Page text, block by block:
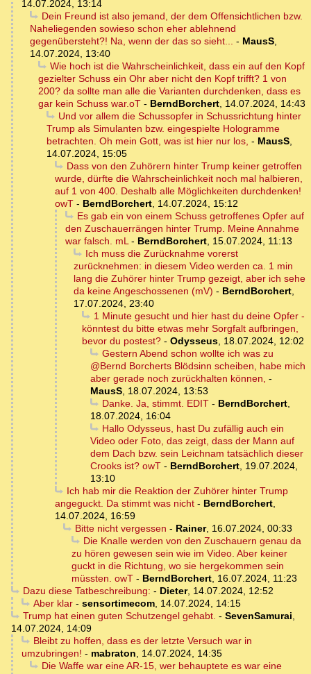
14.07.2024, 13:14
Dein Freund ist also jemand, der dem Offensichtlichen bzw.
Naheliegenden sowieso schon eher ablehnend
gegenübersteht?! Na, wenn der das so sieht... - MausS,
14.07.2024, 13:40
Wie hoch ist die Wahrscheinlichkeit, dass ein auf den Kopf
gezielter Schuss ein Ohr aber nicht den Kopf trifft? 1 von
200? da sollte man alle die Varianten durchdenken, dass es
gar kein Schuss war.oT - BerndBorchert, 14.07.2024, 14:43
Und vor allem die Schussopfer in Schussrichtung hinter
Trump als Simulanten bzw. eingespielte Hologramme
betrachten. Oh mein Gott, was ist hier nur los, - MausS,
14.07.2024, 15:05
Dass von den Zuhörern hinter Trump keiner getroffen
wurde, dürfte die Wahrscheinlichkeit noch mal halbieren,
auf 1 von 400. Deshalb alle Möglichkeiten durchdenken!
owT - BerndBorchert, 14.07.2024, 15:12
Es gab ein von einem Schuss getroffenes Opfer auf
den Zuschauerrängen hinter Trump. Meine Annahme
war falsch. mL- BerndBorchert, 15.07.2024, 11:13
Ich muss die Zurücknahme vorerst
zurücknehmen: in diesem Video werden ca. 1 min
lang die Zuhörer hinter Trump gezeigt, aber ich sehe
da keine Angeschossenen (mV) - BerndBorchert,
17.07.2024, 23:40
1 Minute gesucht und hier hast du deine Opfer -
könntest du bitte etwas mehr Sorgfalt aufbringen,
bevor du postest? - Odysseus, 18.07.2024, 12:02
Gestern Abend schon wollte ich was zu
@Bernd Borcherts Blödsinn scheiben, habe mich
aber gerade noch zurückhalten können, -
MausS, 18.07.2024, 13:53
Danke. Ja, stimmt. EDIT- BerndBorchert,
18.07.2024, 16:04
Hallo Odysseus, hast Du zufällig auch ein
Video oder Foto, das zeigt, dass der Mann auf
dem Dach bzw. sein Leichnam tatsächlich dieser
Crooks ist? owT - BerndBorchert, 19.07.2024,
13:10
Ich hab mir die Reaktion der Zuhörer hinter Trump
angeguckt. Da stimmt was nicht - BerndBorchert,
14.07.2024, 16:59
Bitte nicht vergessen - Rainer, 16.07.2024, 00:33
Die Knalle werden von den Zuschauern genau da
zu hören gewesen sein wie im Video. Aber keiner
guckt in die Richtung, wo sie hergekommen sein
müssten. owT - BerndBorchert, 16.07.2024, 11:23
Dazu diese Tatbeschreibung: - Dieter, 14.07.2024, 12:52
Aber klar- sensortimecom, 14.07.2024, 14:15
Trump hat einen guten Schutzengel gehabt. - SevenSamurai,
14.07.2024, 14:09
Bleibt zu hoffen, dass es der letzte Versuch war in
umzubringen! - mabraton, 14.07.2024, 14:35
Die Waffe war eine AR-15, wer behauptete es war eine